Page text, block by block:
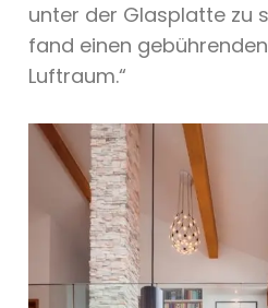
unter der Glasplatte zu
fand einen
Luftraum.“